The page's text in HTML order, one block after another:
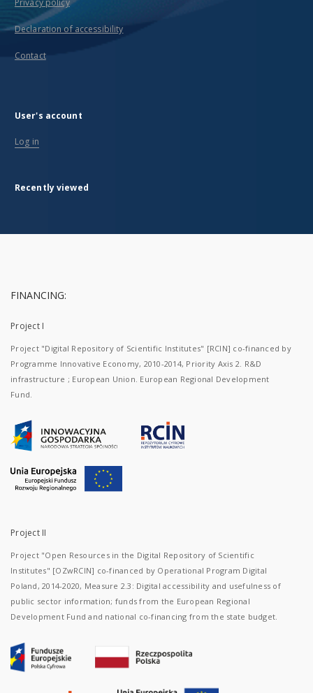
Privacy policy
Declaration of accessibility
Contact
User's account
Log in
Recently viewed
FINANCING:
Project I
Project "Digital Repository of Scientific Institutes" [RCIN] co-financed by
Programme Innovative Economy, 2010-2014, Priority Axis 2. R&D
infrastructure ; European Union. European Regional Development
Fund.
Project II
Project "Open Resources in the Digital Repository of Scientific
Institutes" [OZwRCIN] co-financed by Operational Program Digital
Poland, 2014-2020, Measure 2.3: Digital accessibility and usefulness of
public sector information; funds from the European Regional
Development Fund and national co-financing from the state budget.